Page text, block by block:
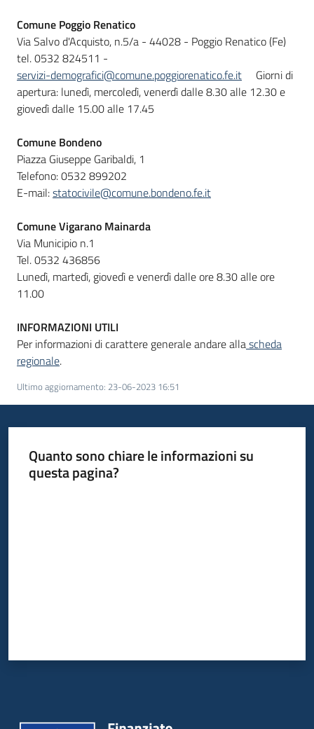
Comune Poggio Renatico
Via Salvo d'Acquisto, n.5/a - 44028 - Poggio Renatico (Fe)
tel. 0532 824511 -
servizi-demografici@comune.poggiorenatico.fe.it
Giorni di
apertura: lunedì, mercoledì, venerdì dalle 8.30 alle 12.30 e
giovedì dalle 15.00 alle 17.45
Comune Bondeno
Piazza Giuseppe Garibaldi, 1
Telefono: 0532 899202
E-mail:statocivile@comune.bondeno.fe.it
Comune Vigarano Mainarda
Via Municipio n.1
Tel. 0532 436856
Lunedì, martedì, giovedì e venerdì dalle ore 8.30 alle ore
11.00
INFORMAZIONI UTILI
Per informazioni di carattere generale andare allascheda
regionale.
Ultimo aggiornamento: 23-06-2023 16:51
Quanto sono chiare le informazioni su
questa pagina?